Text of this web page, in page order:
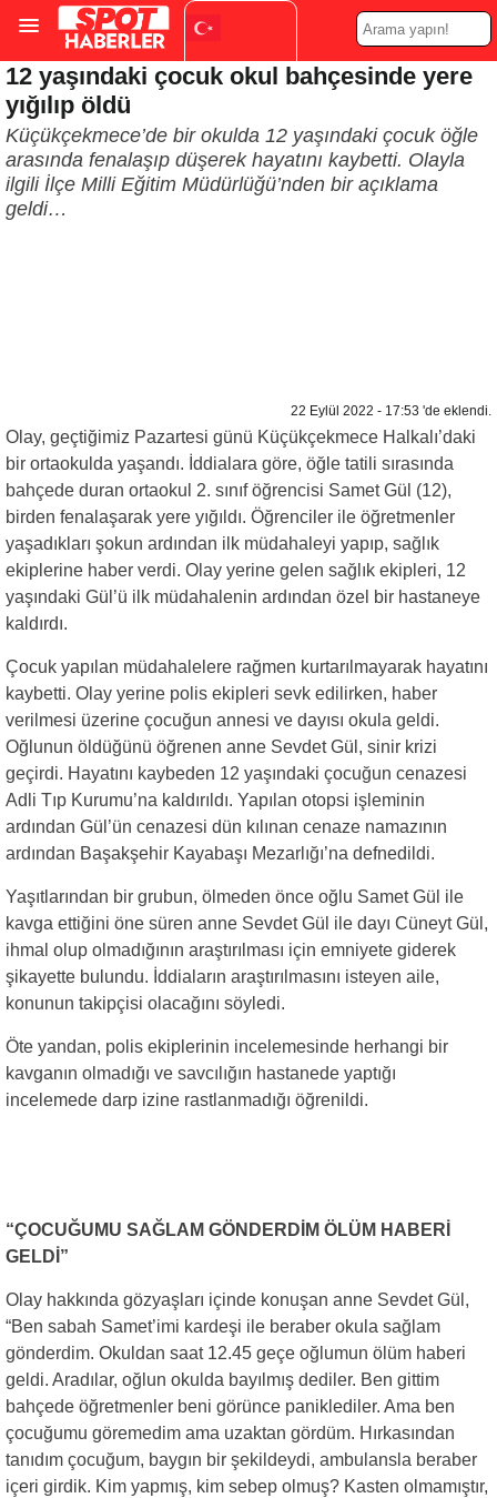
Turkish ▼
12 yaşındaki çocuk okul bahçesinde yere
yığılıp öldü
Küçükçekmece’de bir okulda 12 yaşındaki çocuk öğle
arasında fenalaşıp düşerek hayatını kaybetti. Olayla
ilgili İlçe Milli Eğitim Müdürlüğü’nden bir açıklama
geldi…
22 Eylül 2022 - 17:53 'de eklendi.
Olay, geçtiğimiz Pazartesi günü Küçükçekmece Halkalı’daki
bir ortaokulda yaşandı. İddialara göre, öğle tatili sırasında
bahçede duran ortaokul 2. sınıf öğrencisi Samet Gül (12),
birden fenalaşarak yere yığıldı. Öğrenciler ile öğretmenler
yaşadıkları şokun ardından ilk müdahaleyi yapıp, sağlık
ekiplerine haber verdi. Olay yerine gelen sağlık ekipleri, 12
yaşındaki Gül’ü ilk müdahalenin ardından özel bir hastaneye
kaldırdı.
Çocuk yapılan müdahalelere rağmen kurtarılmayarak hayatını
kaybetti. Olay yerine polis ekipleri sevk edilirken, haber
verilmesi üzerine çocuğun annesi ve dayısı okula geldi.
Oğlunun öldüğünü öğrenen anne Sevdet Gül, sinir krizi
geçirdi. Hayatını kaybeden 12 yaşındaki çocuğun cenazesi
Adli Tıp Kurumu’na kaldırıldı. Yapılan otopsi işleminin
ardından Gül’ün cenazesi dün kılınan cenaze namazının
ardından Başakşehir Kayabaşı Mezarlığı’na defnedildi.
Yaşıtlarından bir grubun, ölmeden önce oğlu Samet Gül ile
kavga ettiğini öne süren anne Sevdet Gül ile dayı Cüneyt Gül,
ihmal olup olmadığının araştırılması için emniyete giderek
şikayette bulundu. İddiaların araştırılmasını isteyen aile,
konunun takipçisi olacağını söyledi.
Öte yandan, polis ekiplerinin incelemesinde herhangi bir
kavganın olmadığı ve savcılığın hastanede yaptığı
incelemede darp izine rastlanmadığı öğrenildi.
“ÇOCUĞUMU SAĞLAM GÖNDERDİM ÖLÜM HABERİ
GELDİ”
Olay hakkında gözyaşları içinde konuşan anne Sevdet Gül,
“Ben sabah Samet’imi kardeşi ile beraber okula sağlam
gönderdim. Okuldan saat 12.45 geçe oğlumun ölüm haberi
geldi. Aradılar, oğlun okulda bayılmış dediler. Ben gittim
bahçede öğretmenler beni görünce paniklediler. Ama ben
çocuğumu göremedim ama uzaktan gördüm. Hırkasından
tanıdım çocuğum, baygın bir şekildeydi, ambulansla beraber
içeri girdik. Kim yapmış, kim sebep olmuş? Kasten olmamıştır,